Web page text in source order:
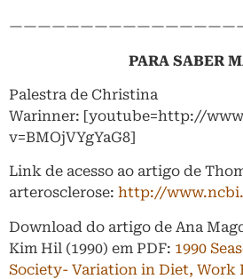
PARA SABER
Palestra de Christina
Warinner: [youtube=http://
v=BMOjVYgYaG8]
Link de acesso ao artigo de
arterosclerose: http://
Download do artigo de Ana
Kim Hil (1990) em PDF: 1990
Society- Variation in Diet,